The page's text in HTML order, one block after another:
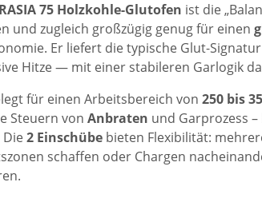
75 Holzkohle-Glutofen ist die
und zugleich großzügig genug für einen
Er liefert die typische Glut-
Hitze — mit einer stabileren Garlogik
für einen Arbeitsbereich von 250 bis
Steuern von Anbraten und Garprozess
Die2 Einschübe bieten Flexibilität:
schaffen oder Chargen